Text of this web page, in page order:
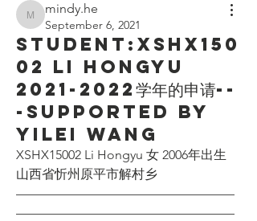
mindy.he
mindy.he
September 6, 2021
Student:XSHX150
02 Li Hongyu
2021-2022学年的申请--
-Supported by
Yilei Wang
XSHX15002 Li Hongyu 女 2006年出生
山西省忻州原平市解村乡
—————————————————
—————————————————